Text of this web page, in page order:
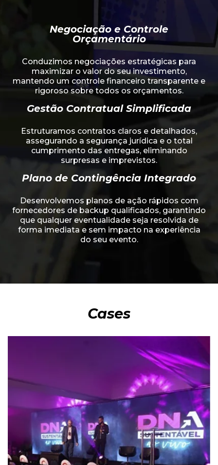
Negociação e Controle
Orçamentário
Conduzimos negociações estratégicas para
maximizar o valor do seu investimento,
mantendo um controle financeiro transparente e
rigoroso sobre todos os orçamentos.
Gestão Contratual Simplificada
Estruturamos contratos claros e detalhados,
assegurando a segurança jurídica e o total
cumprimento das entregas, eliminando
surpresas e imprevistos.
Plano de Contingência Integrado
Desenvolvemos planos de ação rápidos com
fornecedores de backup qualificados, garantindo
que qualquer eventualidade seja resolvida de
forma imediata e sem impacto na experiência
do seu evento.
Cases